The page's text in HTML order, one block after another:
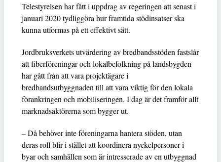
Telestyrelsen har fått i uppdrag av regeringen att senast i
januari 2020 tydliggöra hur framtida stödinsatser ska
kunna utformas på ett effektivt sätt.
Jordbruksverkets utvärdering av bredbandsstöden fastslår
att fiberföreningar och lokalbefolkning på landsbygden
har gått från att vara projektägare i
bredbandsutbyggnaden till att vara viktig för den lokala
förankringen och mobiliseringen. I dag är det framför allt
marknadsaktörerna som bygger ut.
– Då behöver inte föreningarna hantera stöden, utan
deras roll blir i stället att koordinera nyckelpersoner i
byar och samhällen som är intresserade av en utbyggnad